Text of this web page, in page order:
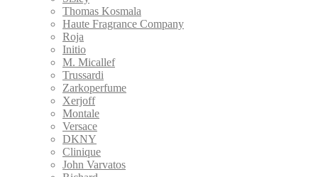
Thomas Kosmala
Haute Fragrance Company
Roja
Initio
M. Micallef
Trussardi
Zarkoperfume
Xerjoff
Montale
Versace
DKNY
Clinique
John Varvatos